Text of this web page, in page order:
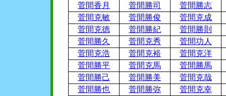
菅間香月
菅間勝司
菅間勝志
菅間克敏
菅間勝俊
菅間克成
菅間克徳
菅間勝紀
菅間勝則
菅間勝久
菅間克秀
菅間功人
菅間克浩
菅間克裕
菅間克洋
菅間勝平
菅間克馬
菅間勝馬
菅間勝己
菅間勝美
菅間克哉
菅間勝也
菅間勝弥
菅間克幸